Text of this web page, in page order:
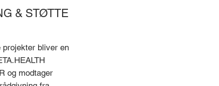
& STØTTE
projekter bliver en
og modtager